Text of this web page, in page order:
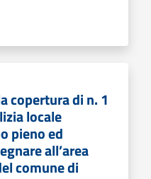
copertura di n. 1
locale
pieno ed
all’area
comune di